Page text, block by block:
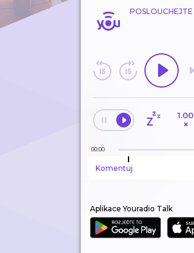
POSLOUCHEJTE
1.00
×
00:00
Komentuj
Aplikace Youradio Talk